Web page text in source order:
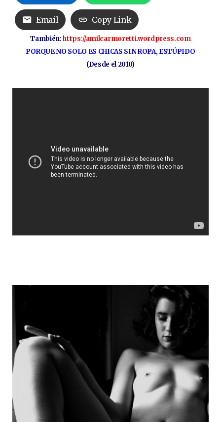
Email Copy Link
También:https://amilcarmoretti.wordpress.com
PORQUE NO SOLO ES CHICAS SIN ROPA, ESTÚPIDO
(Desde el 2010)